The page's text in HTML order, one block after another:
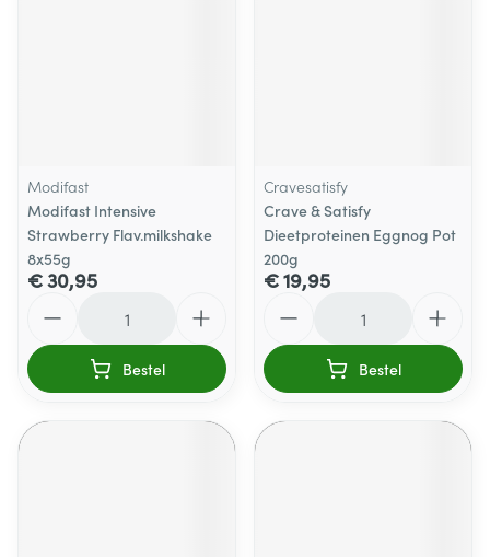
Modifast
Modifast Intensive
Strawberry Flav.milkshake
8x55g
€ 30,95
Bestel
Cravesatisfy
Crave & Satisfy
Dieetproteinen Eggnog Pot
200g
€ 19,95
Bestel